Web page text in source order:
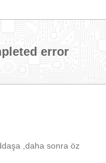
error
,daha sonra öz